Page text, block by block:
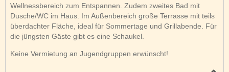
Wellnessbereich zum Entspannen. Zudem zweites Bad mit
Dusche/WC im Haus. Im Außenbereich große Terrasse mit teils
überdachter Fläche, ideal für Sommertage und Grillabende. Für
die jüngsten Gäste gibt es eine Schaukel.
Keine Vermietung an Jugendgruppen erwünscht!